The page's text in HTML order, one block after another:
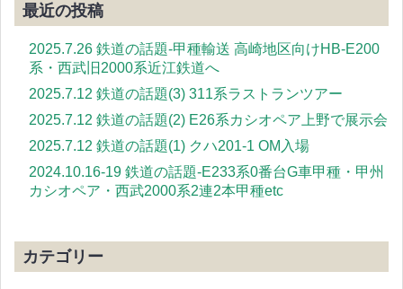
最近の投稿
2025.7.26 鉄道の話題-甲種輸送 高崎地区向けHB-E200
系・西武旧2000系近江鉄道へ
2025.7.12 鉄道の話題(3) 311系ラストランツアー
2025.7.12 鉄道の話題(2) E26系カシオペア上野で展示会
2025.7.12 鉄道の話題(1) クハ201-1 OM入場
2024.10.16-19 鉄道の話題-E233系0番台G車甲種・甲州
カシオペア・西武2000系2連2本甲種etc
カテゴリー